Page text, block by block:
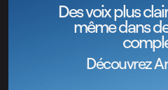
Des voix plus
même dans
Découvrez